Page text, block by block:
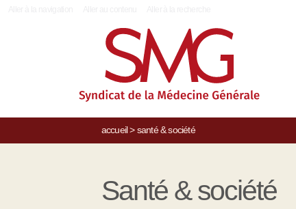
accueil> santé & société
Santé & société